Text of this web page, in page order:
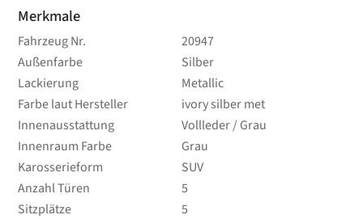
Merkmale
Fahrzeug Nr.
20947
Außenfarbe
Silber
Lackierung
Metallic
Farbe laut Hersteller
ivory silber met
Innenausstattung
Vollleder / Grau
Innenraum Farbe
Grau
Karosserieform
SUV
Anzahl Türen
5
Sitzplätze
5